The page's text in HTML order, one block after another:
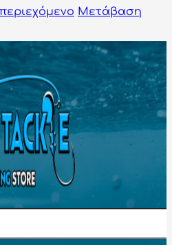
Μετάβαση